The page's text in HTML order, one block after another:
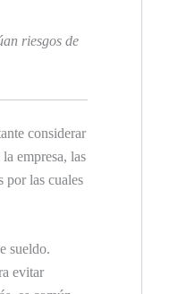
riesgos de
considerar
empresa, las
por las cuales
sueldo.
evitar